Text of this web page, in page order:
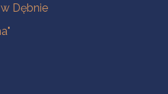
Dębnie